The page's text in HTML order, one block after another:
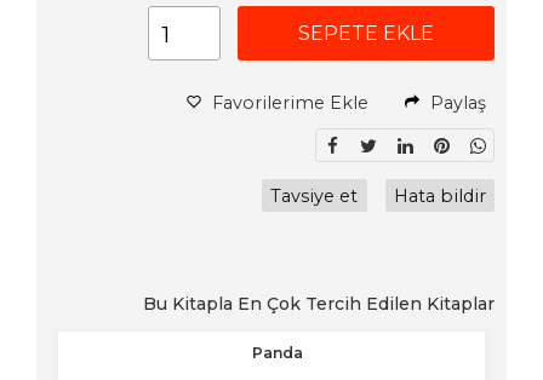
SEPETE EKLE
Favorilerime Ekle Paylaş
Tavsiye et Hata bildir
Bu Kitapla En Çok Tercih Edilen Kitaplar
Panda